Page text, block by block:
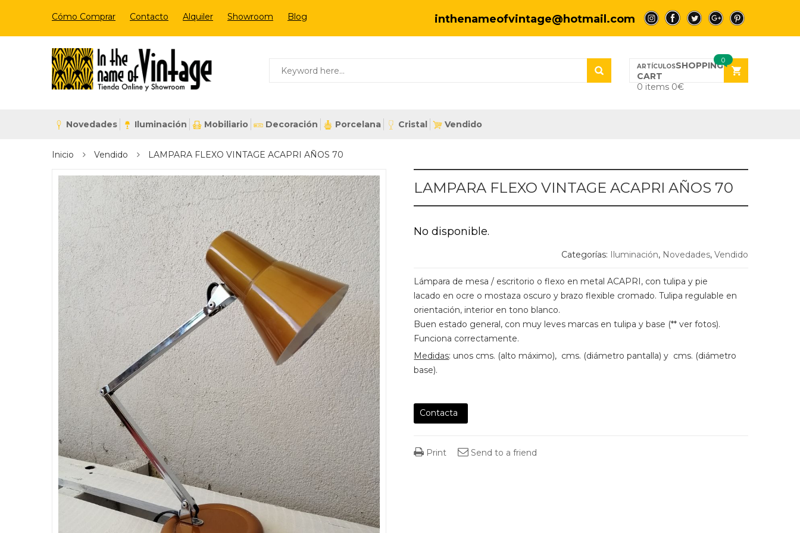
Cómo Comprar Contacto Alquiler Showroom Blog inthenameofvintage@hotmail.com a a a a a
SHOPPING
CART
0 items 0€
0
Novedades Iluminación Mobiliario Decoración Porcelana Cristal Vendido
Inicio Vendido LAMPARA FLEXO VINTAGE ACAPRI AÑOS 70
LAMPARA FLEXO VINTAGE ACAPRI AÑOS 70
No disponible.
Categorías: Iluminación, Novedades, Vendido
Lámpara de mesa / escritorio o flexo en metal ACAPRI, con tulipa y pie
lacado en ocre o mostaza oscuro y brazo flexible cromado. Tulipa regulable en
orientación, interior en tono blanco.
Buen estado general, con muy leves marcas en tulipa y base (** ver fotos).
Funciona correctamente.
Medidas: unos cms. (alto máximo), cms. (diámetro pantalla) y cms. (diámetro
base).
Contacta
Print Send to a friend